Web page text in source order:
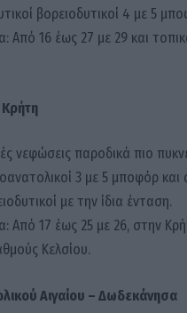
βορειοδυτικοί 4 με 5
Από 16 έως 27 με 29 και
νεφώσεις παροδικά πιο
3 με 5 μποφόρ
με την ίδια ένταση.
Από 17 έως 25 με 26, στην
Κελσίου.
Αιγαίου – Δωδεκάνησα